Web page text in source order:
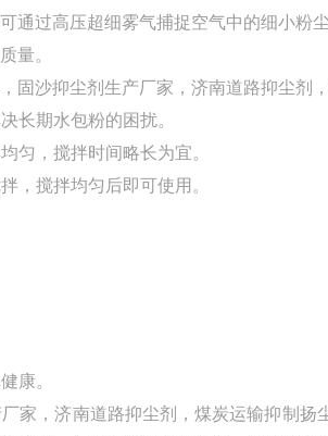
通过高压超细雾气捕捉空气中的细小粉
量。
固沙抑尘剂生产厂家，济南道路抑尘剂
长期水包粉的困扰。
匀，搅拌时间略长为宜。
，搅拌均匀后即可使用。
康。
家，济南道路抑尘剂，煤炭运输抑制扬